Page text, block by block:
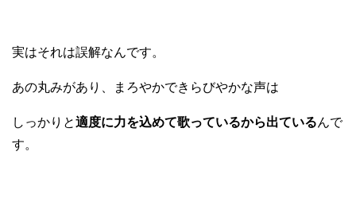
実はそれは誤解なんです。
あの丸みがあり、まろやかできらびやかな声は
しっかりと適度に力を込めて歌っているから出ているんで
す。